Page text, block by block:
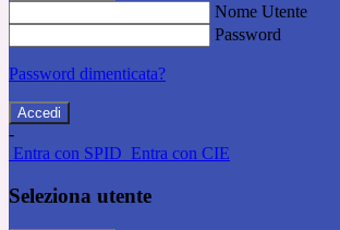
Nome Utente
Password
Password dimenticata?
-
Entra con SPID Entra con CIE
Seleziona utente